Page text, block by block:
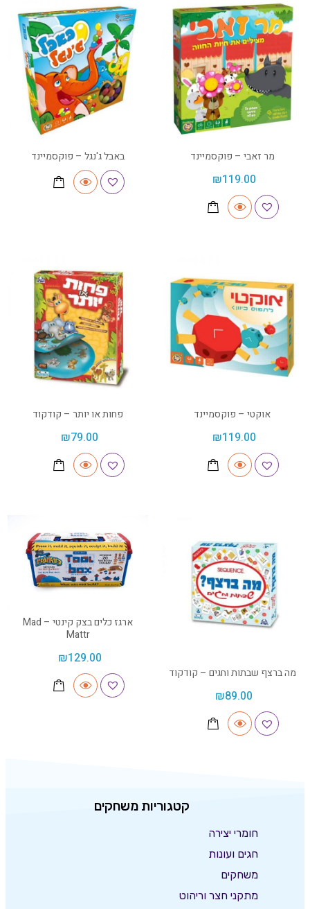
מר זאבי – פוקסמיינד
₪119.00
באבל ג'נגל – פוקסמיינד
אוקטי – פוקסמיינד
₪119.00
פחות או יותר – קודקוד
₪79.00
מה ברצף שבתות וחגים – קודקוד
₪89.00
ארגז כלים בצק קינטי – Mad
Mattr
₪129.00
קטגוריות משחקים
חומרי יצירה
חגים ועונות
משחקים
מתקני חצר וריהוט